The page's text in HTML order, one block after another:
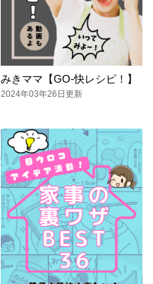
みきママ【GO-快レシピ！】
2024年03年26日更新